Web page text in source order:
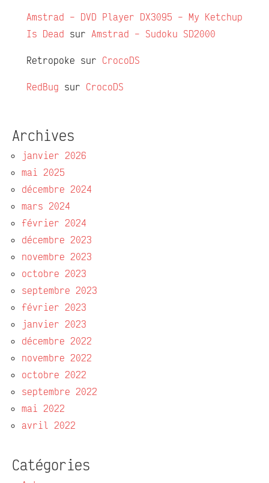
Amstrad – DVD Player DX3095 – My Ketchup
Is Dead sur Amstrad – Sudoku SD2000
Retropoke sur CrocoDS
RedBug sur CrocoDS
Archives
janvier 2026
mai 2025
décembre 2024
mars 2024
février 2024
décembre 2023
novembre 2023
octobre 2023
septembre 2023
février 2023
janvier 2023
décembre 2022
novembre 2022
octobre 2022
septembre 2022
mai 2022
avril 2022
Catégories